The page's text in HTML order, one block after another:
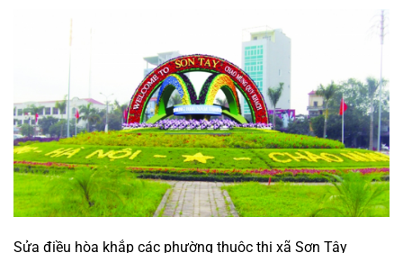
Sửa điều hòa khắp các phường thuộc thị xã Sơn Tây